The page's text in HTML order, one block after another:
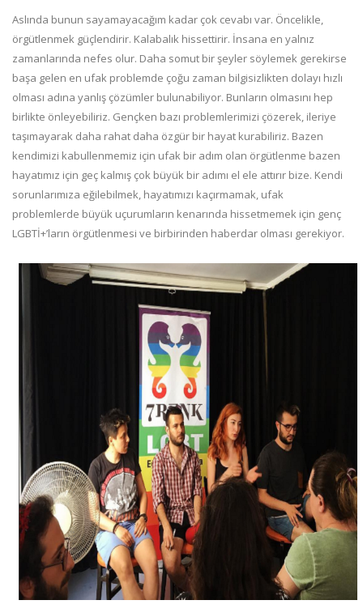
Aslında bunun sayamayacağım kadar çok cevabı var. Öncelikle,
örgütlenmek güçlendirir. Kalabalık hissettirir. İnsana en yalnız
zamanlarında nefes olur. Daha somut bir şeyler söylemek gerekirse
başa gelen en ufak problemde çoğu zaman bilgisizlikten dolayı hızlı
olması adına yanlış çözümler bulunabiliyor. Bunların olmasını hep
birlikte önleyebiliriz. Gençken bazı problemlerimizi çözerek, ileriye
taşımayarak daha rahat daha özgür bir hayat kurabiliriz. Bazen
kendimizi kabullenmemiz için ufak bir adım olan örgütlenme bazen
hayatımız için geç kalmış çok büyük bir adımı el ele attırır bize. Kendi
sorunlarımıza eğilebilmek, hayatımızı kaçırmamak, ufak
problemlerde büyük uçurumların kenarında hissetmemek için genç
LGBTİ+’ların örgütlenmesi ve birbirinden haberdar olması gerekiyor.